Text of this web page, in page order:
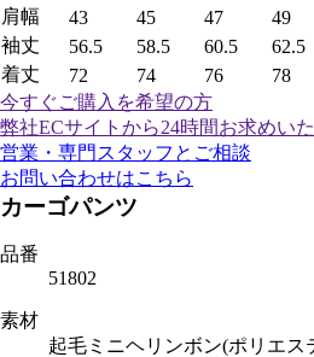
肩幅
43 45 47 49
袖丈
56.5 58.5 60.5 62.5
着丈
72 74 76 78
今すぐご購入 を希望の方
弊社ECサイトから24時間お求めい
営業・専門スタッフとご相談
お問い合わせはこちら
カーゴパンツ
品番
51802
素材
起毛ミニヘリンボン(ポリエス